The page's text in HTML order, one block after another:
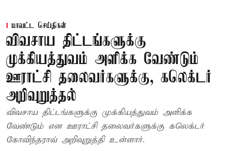
மாவட்ட செய்திகள்
விவசாய திட்டங்களுக்கு
முக்கியத்துவம் அளிக்க வேண்டும்
ஊராட்சி தலைவர்களுக்கு, கலெக்டர்
அறிவுறுத்தல்
விவசாய திட்டங்களுக்கு முக்கியத்துவம் அளிக்க
வேண்டும் என ஊராட்சி தலைவர்களுக்கு கலெக்டர்
கோவிந்தராவ் அறிவுறுத்தி உள்ளார்.